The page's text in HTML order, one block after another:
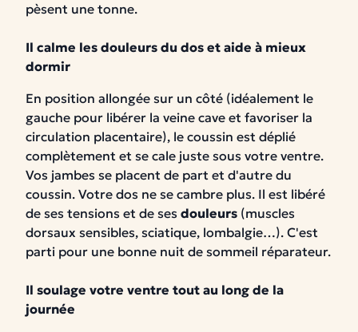
pèsent une tonne.
Il calme les douleurs du dos et aide à mieux
dormir
En position allongée sur un côté (idéalement le
gauche pour libérer la veine cave et favoriser la
circulation placentaire), le coussin est déplié
complètement et se cale juste sous votre ventre.
Vos jambes se placent de part et d'autre du
coussin. Votre dos ne se cambre plus. Il est libéré
de ses tensions et de ses douleurs (muscles
dorsaux sensibles, sciatique, lombalgie…). C'est
parti pour une bonne nuit de sommeil réparateur.
Il soulage votre ventre tout au long de la
journée